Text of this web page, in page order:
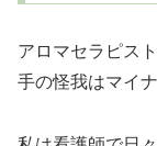
アロマセラピス
手の怪我はマイ